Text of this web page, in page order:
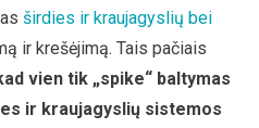
širdies ir kraujagyslių bei
ir krešėjimą. Tais pačiais
vien tik „spike“ baltymas
ir kraujagyslių sistemos